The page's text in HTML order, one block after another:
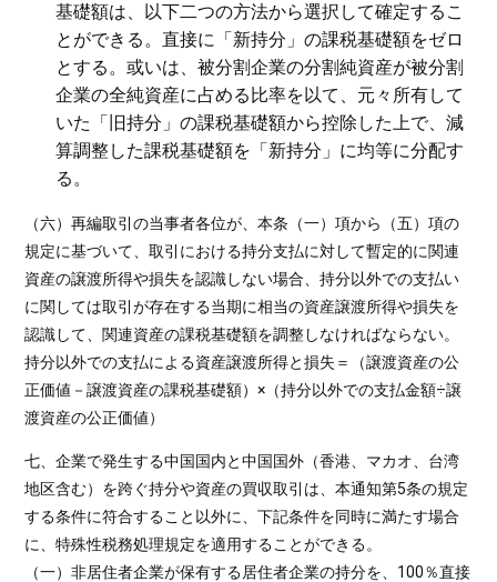
基礎額は、以下二つの方法から選択して確定するこ
とができる。直接に「新持分」の課税基礎額をゼロ
とする。或いは、被分割企業の分割純資産が被分割
企業の全純資産に占める比率を以て、元々所有して
いた「旧持分」の課税基礎額から控除した上で、減
算調整した課税基礎額を「新持分」に均等に分配す
る。
（六）再編取引の当事者各位が、本条（一）項から（五）項の
規定に基づいて、取引における持分支払に対して暫定的に関連
資産の譲渡所得や損失を認識しない場合、持分以外での支払い
に関しては取引が存在する当期に相当の資産譲渡所得や損失を
認識して、関連資産の課税基礎額を調整しなければならない。
持分以外での支払による資産譲渡所得と損失＝（譲渡資産の公
正価値－譲渡資産の課税基礎額）×（持分以外での支払金額÷譲
渡資産の公正価値）
七、企業で発生する中国国内と中国国外（香港、マカオ、台湾
地区含む）を跨ぐ持分や資産の買収取引は、本通知第5条の規定
する条件に符合すること以外に、下記条件を同時に満たす場合
に、特殊性税務処理規定を適用することができる。
（一）非居住者企業が保有する居住者企業の持分を、100％直接